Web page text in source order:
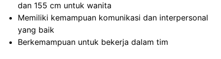
dan 155 cm untuk wanita
Memiliki kemampuan komunikasi dan interpersonal
yang baik
Berkemampuan untuk bekerja dalam tim